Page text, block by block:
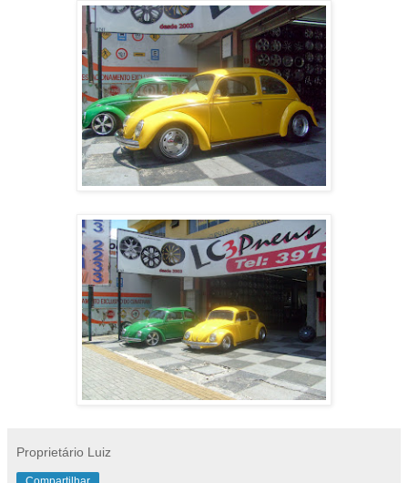
Proprietário Luiz